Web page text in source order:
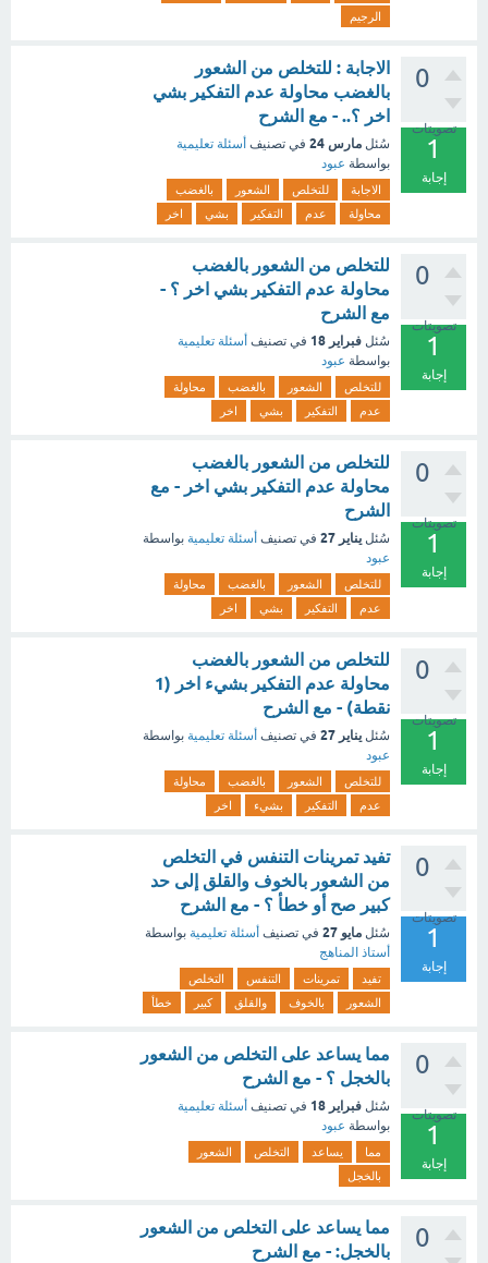
الرجيم
0
تصويتات
1
إجابة
الاجابة : للتخلص من الشعور
بالغضب محاولة عدم التفكير بشي
اخر ؟.. - مع الشرح
سُئل مارس 24 في تصنيف أسئلة تعليمية
بواسطة عبود
الاجابة للتخلص الشعور
بالغضب
محاولة
عدم التفكير بشي اخر
0
تصويتات
1
إجابة
للتخلص من الشعور بالغضب
محاولة عدم التفكير بشي اخر ؟ -
مع الشرح
سُئل فبراير 18 في تصنيف أسئلة تعليمية
بواسطة عبود
للتخلص الشعور بالغضب
محاولة
عدم
التفكير بشي اخر
0
تصويتات
1
إجابة
للتخلص من الشعور بالغضب
محاولة عدم التفكير بشي اخر - مع
الشرح
سُئل يناير 27 في تصنيف أسئلة تعليمية بواسطة
عبود
للتخلص الشعور بالغضب
محاولة
عدم
التفكير بشي اخر
0
تصويتات
1
إجابة
للتخلص من الشعور بالغضب
محاولة عدم التفكير بشيء اخر (1
نقطة) - مع الشرح
سُئل يناير 27 في تصنيف أسئلة تعليمية بواسطة
عبود
للتخلص الشعور بالغضب
محاولة
عدم
التفكير بشيء اخر
0
تصويتات
1
إجابة
تفيد تمرينات التنفس في التخلص
من الشعور بالخوف والقلق إلى حد
كبير صح أو خطأ ؟ - مع الشرح
سُئل مايو 27 في تصنيف أسئلة تعليمية بواسطة
أستاذ المناهج
تفيد تمرينات التنفس
التخلص
الشعور
بالخوف والقلق كبير خطأ
0
تصويتات
1
إجابة
مما يساعد على التخلص من الشعور
بالخجل ؟ - مع الشرح
سُئل فبراير 18 في تصنيف أسئلة تعليمية
بواسطة عبود
مما يساعد التخلص
الشعور
بالخجل
0
مما يساعد على التخلص من الشعور
بالخجل: - مع الشرح